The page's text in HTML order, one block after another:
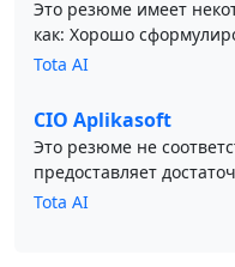
Это резюме имеет
как: Хорошо
Tota AI
CIO Aplikasoft
Это резюме не
предоставляет
Tota AI